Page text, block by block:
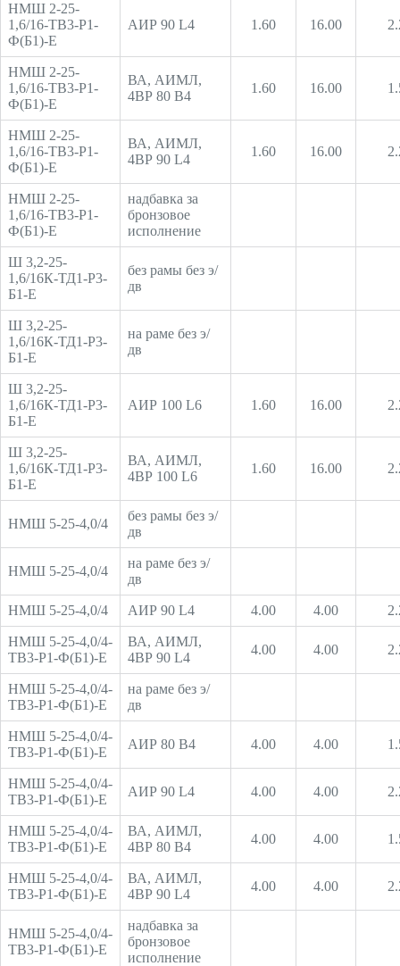
НМШ 2-25-
1,6/16-ТВ3-Р1-
Ф(Б1)-Е
АИР 90 L4 1.60 16.00
НМШ 2-25-
1,6/16-ТВ3-Р1-
Ф(Б1)-Е
ВА, АИМЛ,
4ВР 80 В4
1.60 16.00
НМШ 2-25-
1,6/16-ТВ3-Р1-
Ф(Б1)-Е
ВА, АИМЛ,
4ВР 90 L4
1.60 16.00
НМШ 2-25-
1,6/16-ТВ3-Р1-
Ф(Б1)-Е
надбавка за
бронзовое
исполнение
Ш 3,2-25-
1,6/16К-ТД1-Р3-
Б1-Е
без рамы без э/
дв
Ш 3,2-25-
1,6/16К-ТД1-Р3-
Б1-Е
на раме без э/
дв
Ш 3,2-25-
1,6/16К-ТД1-Р3-
Б1-Е
АИР 100 L6 1.60 16.00
Ш 3,2-25-
1,6/16К-ТД1-Р3-
Б1-Е
ВА, АИМЛ,
4ВР 100 L6
1.60 16.00
НМШ 5-25-4,0/4
без рамы без э/
дв
НМШ 5-25-4,0/4
на раме без э/
дв
НМШ 5-25-4,0/4 АИР 90 L4 4.00 4.00
НМШ 5-25-4,0/4-
ТВ3-Р1-Ф(Б1)-Е
ВА, АИМЛ,
4ВР 90 L4
4.00 4.00
НМШ 5-25-4,0/4-
ТВ3-Р1-Ф(Б1)-Е
на раме без э/
дв
НМШ 5-25-4,0/4-
ТВ3-Р1-Ф(Б1)-Е
АИР 80 В4 4.00 4.00
НМШ 5-25-4,0/4-
ТВ3-Р1-Ф(Б1)-Е
АИР 90 L4 4.00 4.00
НМШ 5-25-4,0/4-
ТВ3-Р1-Ф(Б1)-Е
ВА, АИМЛ,
4ВР 80 В4
4.00 4.00
НМШ 5-25-4,0/4-
ТВ3-Р1-Ф(Б1)-Е
ВА, АИМЛ,
4ВР 90 L4
4.00 4.00
НМШ 5-25-4,0/4-
ТВ3-Р1-Ф(Б1)-Е
надбавка за
бронзовое
исполнение